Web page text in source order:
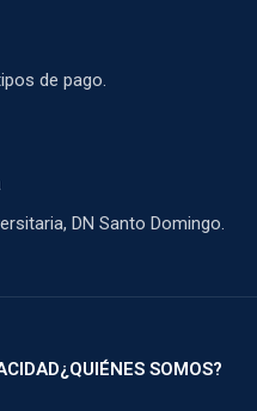
de pago.
DN Santo Domingo.
¿QUIÉNES SOMOS?